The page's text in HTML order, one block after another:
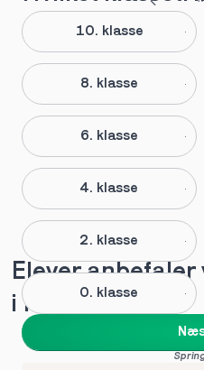
10. klasse
8. klasse
6. klasse
4. klasse
2. klasse
0. klasse
Elever
i Helsinge